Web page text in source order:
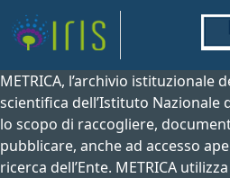
METRICA, l’archivio istituzionale
scientifica dell’Istituto Nazionale
lo scopo di raccogliere,
pubblicare, anche ad accesso
ricerca dell’Ente. METRICA